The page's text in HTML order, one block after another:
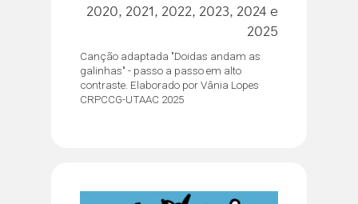
2020, 2021, 2022, 2023, 2024 e
2025
Canção adaptada "Doidas andam as
galinhas" - passo a passo em alto
contraste. Elaborado por Vânia Lopes
CRPCCG-UTAAC 2025